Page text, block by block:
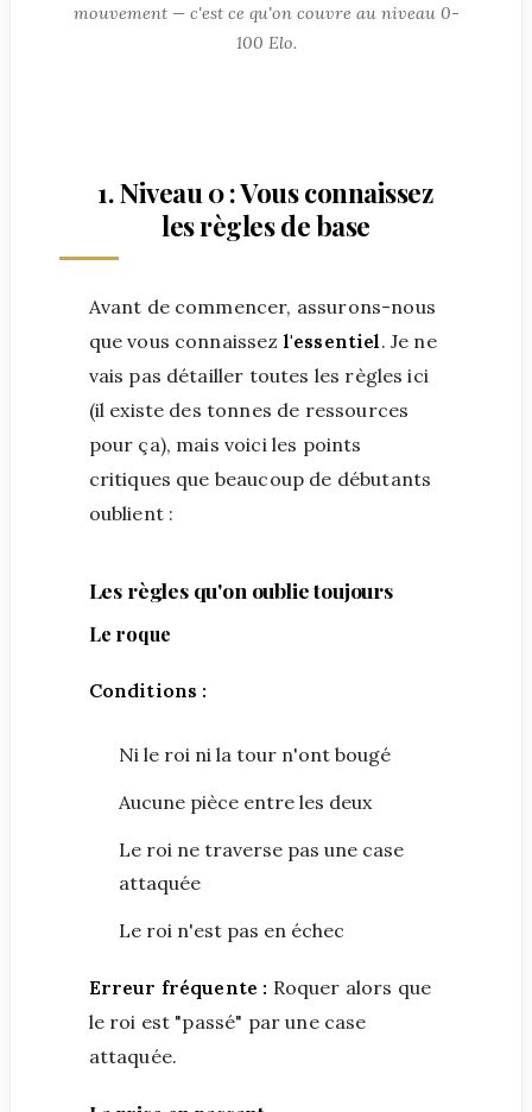
mouvement — c'est ce qu'on couvre au niveau 0-
100 Elo.
1. Niveau 0 : Vous connaissez
les règles de base
Avant de commencer, assurons-nous
que vous connaissez l'essentiel. Je ne
vais pas détailler toutes les règles ici
(il existe des tonnes de ressources
pour ça), mais voici les points
critiques que beaucoup de débutants
oublient :
Les règles qu'on oublie toujours
Le roque
Conditions :
Ni le roi ni la tour n'ont bougé
Aucune pièce entre les deux
Le roi ne traverse pas une case
attaquée
Le roi n'est pas en échec
Erreur fréquente : Roquer alors que
le roi est "passé" par une case
attaquée.